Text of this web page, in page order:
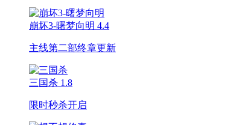
崩坏3-曙梦向明 4.4
主线第二部终章更新
三国杀 1.8
限时秒杀开启